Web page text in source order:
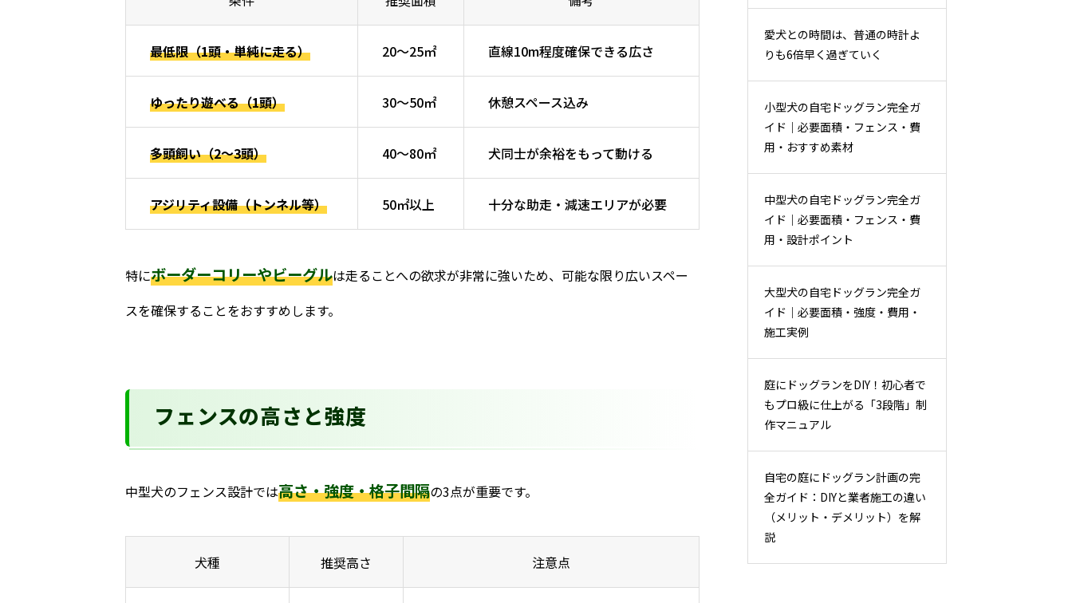
最低限（1頭・単純に走る） 20〜25㎡ 直線10m程度確保できる広さ
ゆったり遊べる（1頭） 30〜50㎡ 休憩スペース込み
多頭飼い（2〜3頭） 40〜80㎡ 犬同士が余裕をもって動ける
アジリティ設備（トンネル等） 50㎡以上 十分な助走・減速エリアが必要
特にボーダーコリーやビーグルは走ることへの欲求が非常に強いため、可能な限り広いスペー
スを確保することをおすすめします。
フェンスの高さと強度
中型犬のフェンス設計では高さ・強度・格子間隔の3点が重要です。
犬種 推奨高さ 注意点
愛犬との時間は、普通の時計よ
りも6倍早く過ぎていく
小型犬の自宅ドッグラン完全ガ
イド｜必要面積・フェンス・費
用・おすすめ素材
中型犬の自宅ドッグラン完全ガ
イド｜必要面積・フェンス・費
用・設計ポイント
大型犬の自宅ドッグラン完全ガ
イド｜必要面積・強度・費用・
施工実例
庭にドッグランをDIY！初心者で
もプロ級に仕上がる「3段階」制
作マニュアル
自宅の庭にドッグラン計画の完
全ガイド：DIYと業者施工の違い
（メリット・デメリット）を解
説